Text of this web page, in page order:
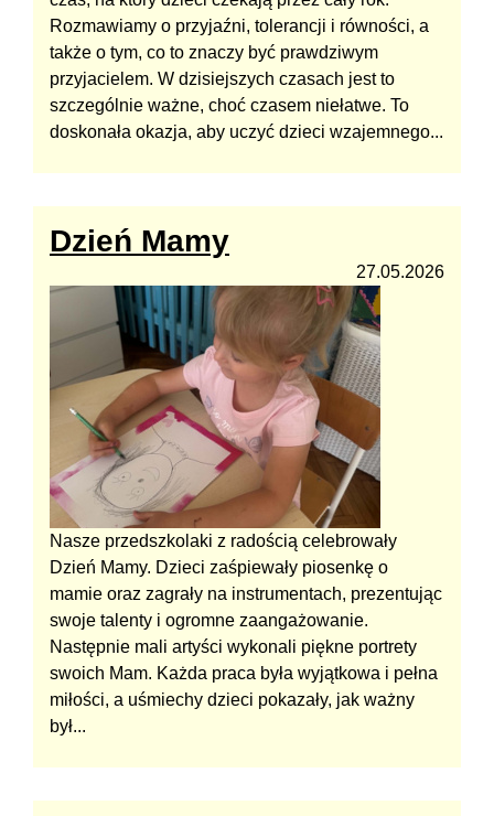
Rozmawiamy o przyjaźni, tolerancji i równości, a
także o tym, co to znaczy być prawdziwym
przyjacielem. W dzisiejszych czasach jest to
szczególnie ważne, choć czasem niełatwe. To
doskonała okazja, aby uczyć dzieci wzajemnego...
Dzień Mamy
27.05.2026
Nasze przedszkolaki z radością celebrowały
Dzień Mamy. Dzieci zaśpiewały piosenkę o
mamie oraz zagrały na instrumentach, prezentując
swoje talenty i ogromne zaangażowanie.
Następnie mali artyści wykonali piękne portrety
swoich Mam. Każda praca była wyjątkowa i pełna
miłości, a uśmiechy dzieci pokazały, jak ważny
był...